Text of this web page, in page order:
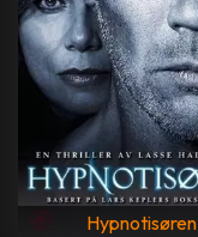
Hypnotisøren